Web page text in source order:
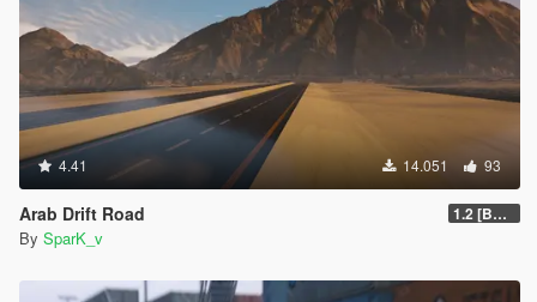
4.41 14.051 93
Arab Drift Road 1.2 [BETA]
By SparK_v